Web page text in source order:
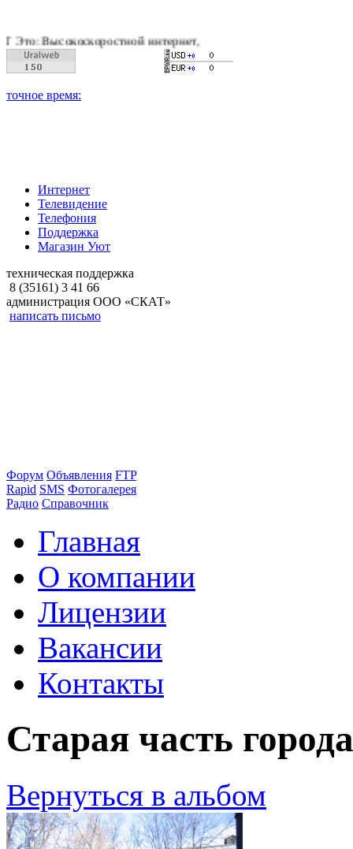
интернет, качественное цифровое и кабельное
Интернет
Телевидение
Телефония
Поддержка
Магазин Уют
техническая поддержка
8 (35161) 3 41 66
администрация ООО «СКАТ»
написать письмо
Форум Объявления FTP
Rapid SMS Фотогалерея
Радио Справочник
Главная
О компании
Лицензии
Вакансии
Контакты
Старая часть
Вернуться в альбом